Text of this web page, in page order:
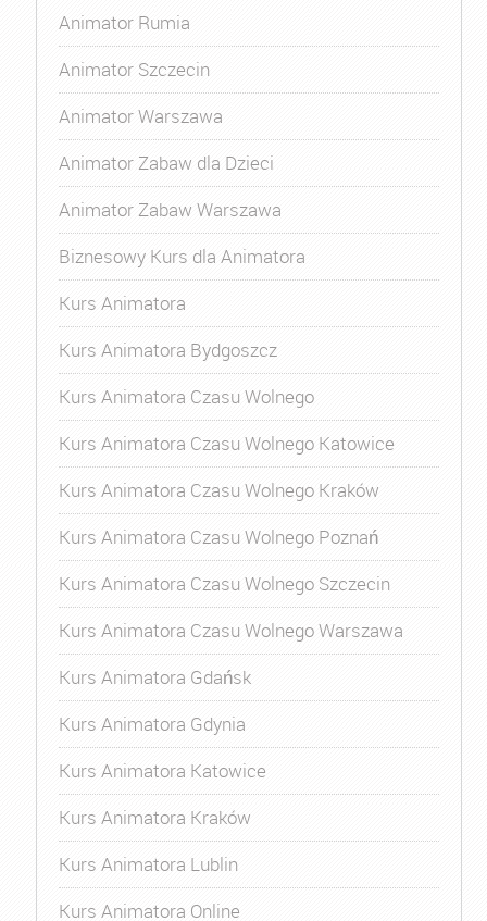
Animator Rumia
Animator Szczecin
Animator Warszawa
Animator Zabaw dla Dzieci
Animator Zabaw Warszawa
Biznesowy Kurs dla Animatora
Kurs Animatora
Kurs Animatora Bydgoszcz
Kurs Animatora Czasu Wolnego
Kurs Animatora Czasu Wolnego Katowice
Kurs Animatora Czasu Wolnego Kraków
Kurs Animatora Czasu Wolnego Poznań
Kurs Animatora Czasu Wolnego Szczecin
Kurs Animatora Czasu Wolnego Warszawa
Kurs Animatora Gdańsk
Kurs Animatora Gdynia
Kurs Animatora Katowice
Kurs Animatora Kraków
Kurs Animatora Lublin
Kurs Animatora Online